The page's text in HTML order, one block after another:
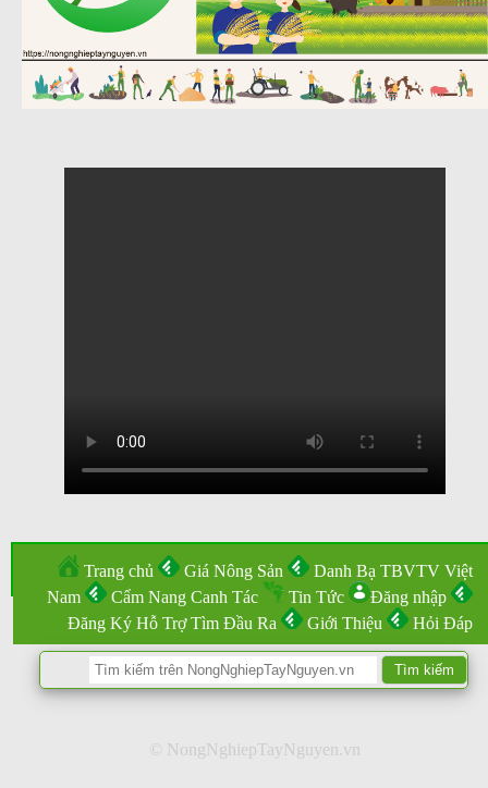
Trang chủ Giá Nông Sản
Danh Bạ TBVTV Việt
Nam
Cẩm Nang Canh Tác Tin Tức
Đăng nhập
Đăng Ký Hỗ Trợ Tìm Đầu Ra
Giới Thiệu Hỏi Đáp
© NongNghiepTayNguyen.vn